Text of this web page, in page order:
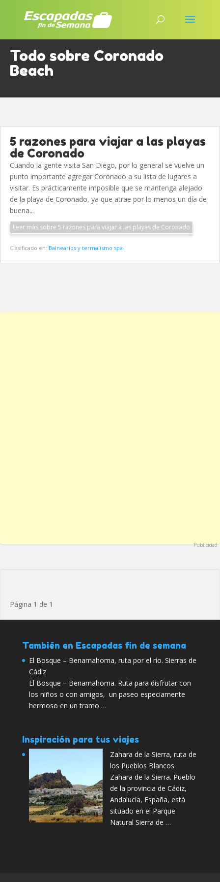
Todo sobre Coronado
Beach
5 razones para viajar a las playas
de Coronado
Cuando la gente visita San Diego, por lo general se vuelve un
punto importante agregar Coronado a su lista de lugares a
visitar. Es prácticamente imposible que se mantenga alejado
de la playa de Coronado, ya que atrae por lo menos un día de
buena...
Leer más sobre 5 razones para viajar a las playas de Coronado
Clasificado en: Balnearios y termalismo spa
Publicidad
Página 1 de 1
También en Escapadas fin de semana
El Bosque – Benamahoma, ruta por el río. Sierras de
Cádiz
El Bosque – Benamahoma. Ruta para disfrutar con
los niños o con amigos, un paseo especiamente
hermoso en un tramo …
Inspiración para tus viajes
Zahara de la Sierra, ruta de
los Pueblos Blancos
Zahara de la Sierra. Pueblo
de la provincia de Cádiz,
Andalucía, España, está
situado en el Parque
Natural Sierra de …